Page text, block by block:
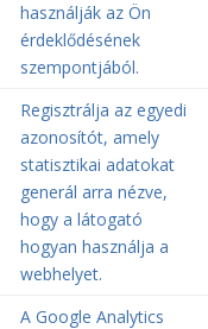
használják az Ön
érdeklődésének
szempontjából.
Regisztrálja az egyedi
azonosítót, amely
statisztikai adatokat
generál arra nézve,
hogy a látogató
hogyan használja a
webhelyet.
A Google Analytics